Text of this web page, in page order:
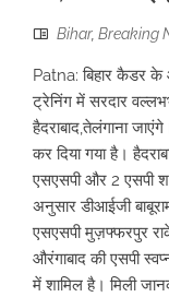
Bihar, Breaking
Patna: बिहार कैडर के
ट्रेनिंग में सरदार
हैदराबाद,तेलंगाना
कर दिया गया है।
एसएसपी और 2 एसपी
अनुसार डीआईजी
एसएसपी मुज़फ्फरपुर
औरंगाबाद की एसपी
में शामिल है। मिली